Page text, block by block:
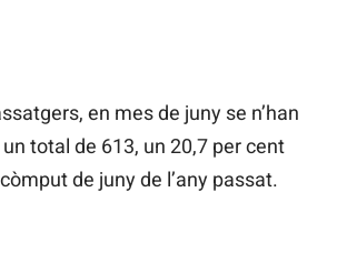
en mes de juny se n’han
total de 613, un 20,7 per cent
de juny de l’any passat.